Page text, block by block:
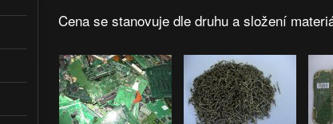
Cena se stanovuje dle druhu a složení